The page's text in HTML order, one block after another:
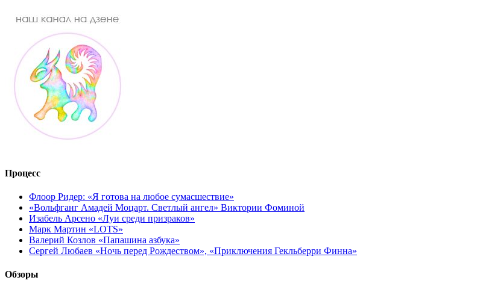
Процесс
Флоор Ридер: «Я готова на любое сумасшествие»
«Вольфганг Амадей Моцарт. Светлый ангел» Виктории Фоминой
Изабель Арсено «Луи среди призраков»
Марк Мартин «LOTS»
Валерий Козлов «Папашина азбука»
Сергей Любаев «Ночь перед Рождеством», «Приключения Гекльберри Финна»
Обзоры